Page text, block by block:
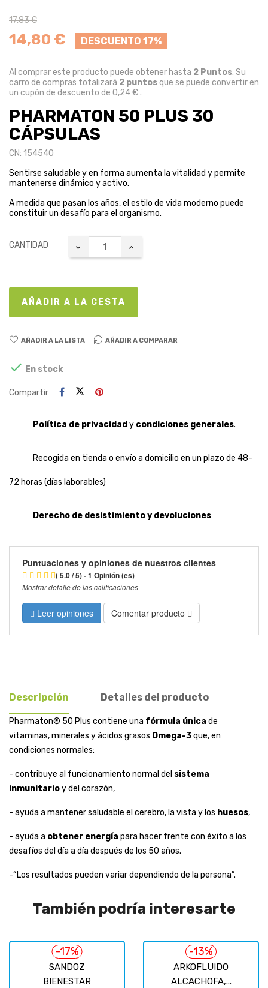
17,83 €
14,80 € DESCUENTO 17%
Al comprar este producto puede obtener hasta 2 Puntos. Su
carro de compras totalizará 2 puntosque se puede convertir en
un cupón de descuento de 0,24 €.
PHARMATON 50 PLUS 30
CÁPSULAS
CN: 154540
Sentirse saludable y en forma aumenta la vitalidad y permite
mantenerse dinámico y activo.
A medida que pasan los años, el estilo de vida moderno puede
constituir un desafío para el organismo.
CANTIDAD
AÑADIR A LA CESTA
AÑADIR A LA LISTA AÑADIR A COMPARAR
 En stock
Compartir
Política de privacidad y condiciones generales.
Recogida en tienda o envío a domicilio en un plazo de 48-
72 horas (días laborables)
Derecho de desistimiento y devoluciones
Puntuaciones y opiniones de nuestros clientes
( 5.0 / 5) - 1 Opinión (es)
Mostrar detalle de las calificaciones
Leer opiniones Comentar producto
Descripción Detalles del producto
Pharmaton® 50 Plus contiene una fórmula única de
vitaminas, minerales y ácidos grasos Omega-3que, en
condiciones normales:
- contribuye al funcionamiento normal del sistema
inmunitarioy del corazón,
- ayuda a mantener saludable el cerebro, la vista y los huesos,
- ayuda a obtener energía para hacer frente con éxito a los
desafíos del día a día después de los 50 años.
-“Los resultados pueden variar dependiendo de la persona”.
También podría interesarte
SANDOZ
BIENESTAR
-17%
ARKOFLUIDO
ALCACHOFA,...
-13%